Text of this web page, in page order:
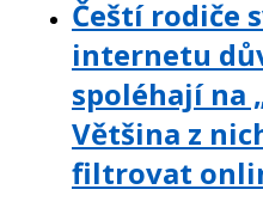
Čeští rodiče
internetu
spoléhají na
Většina z
filtrovat